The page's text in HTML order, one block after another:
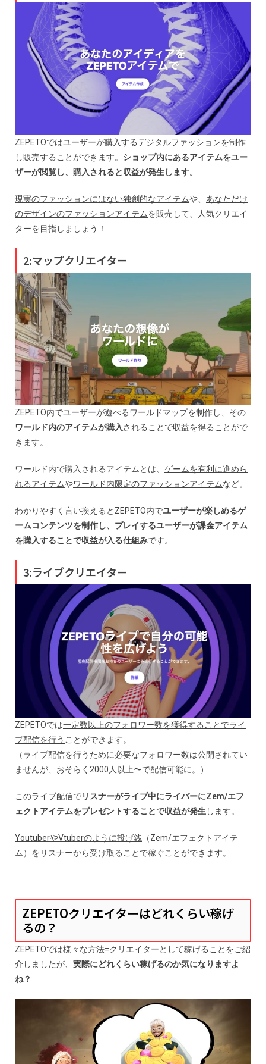
ZEPETOではユーザーが購入するデジタルファッションを制作
し販売することができます。 ショップ内にあるアイテムをユー
ザーが閲覧し、購入されると収益が発生します。
現実のファッションにはない独創的なアイテムや、 あなただけ
のデザインのファッションアイテムを販売して、人気クリエイ
ターを目指しましょう！
2:マップクリエイター
ZEPETO内でユーザーが遊べるワールドマップを制作し、その
ワールド内のアイテムが購入されることで収益を得ることがで
きます。
ワールド内で購入されるアイテムとは、 ゲームを有利に進めら
れるアイテムやワールド内限定のファッションアイテムなど。
わかりやすく言い換えるとZEPETO内でユーザーが楽しめるゲ
ームコンテンツを制作し、プレイするユーザーが課金アイテム
を購入することで収益が入る仕組みです。
3:ライブクリエイター
ZEPETOでは一定数以上のフォロワー数を獲得することでライ
ブ配信を行う ことができます。
（ライブ配信を行うために必要なフォロワー数は公開されてい
ませんが、おそらく2000人以上〜で配信可能に。）
このライブ配信でリスナーがライブ中にライバーにZem/エフ
ェクトアイテムをプレゼントすることで収益が発生します。
YoutuberやVtuberのように投げ銭 （Zem/エフェクトアイテ
ム）をリスナーから受け取ることで稼ぐことができます。
ZEPETOクリエイターはどれくらい稼げ
るの？
ZEPETOでは様々な方法=クリエイターとして稼げることをご紹
介しましたが、 実際にどれくらい稼げるのか気になりますよ
ね？